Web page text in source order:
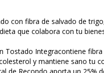
con fibra de salvado de
que colabora con tu
Tostado Integracontiene
y mantiene sano tu